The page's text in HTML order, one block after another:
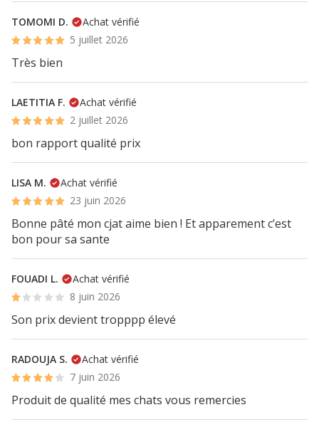
TOMOMI D.
Achat vérifié
5 juillet 2026
Très bien
LAETITIA F.
Achat vérifié
2 juillet 2026
bon rapport qualité prix
LISA M.
Achat vérifié
23 juin 2026
Bonne pâté mon cjat aime bien ! Et apparement c’est
bon pour sa sante
FOUADI L.
Achat vérifié
8 juin 2026
Son prix devient tropppp élevé
RADOUJA S.
Achat vérifié
7 juin 2026
Produit de qualité mes chats vous remercies